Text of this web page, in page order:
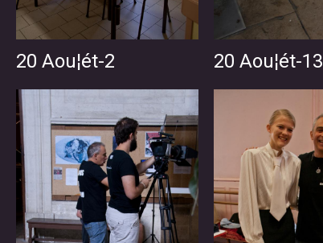
20 Aou¦ét-2 20 Aou¦ét-13